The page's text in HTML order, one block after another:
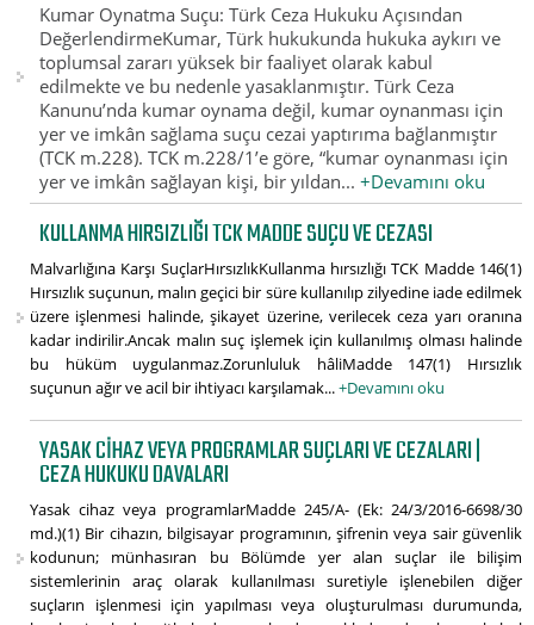
Kumar Oynatma Suçu: Türk Ceza Hukuku Açısından
DeğerlendirmeKumar, Türk hukukunda hukuka aykırı ve
toplumsal zararı yüksek bir faaliyet olarak kabul
edilmekte ve bu nedenle yasaklanmıştır. Türk Ceza
Kanunu’nda kumar oynama değil, kumar oynanması için
yer ve imkân sağlama suçu cezai yaptırıma bağlanmıştır
(TCK m.228). TCK m.228/1’e göre, “kumar oynanması için
yer ve imkân sağlayan kişi, bir yıldan...+Devamını oku
KULLANMA HIRSIZLIĞI TCK MADDE SUÇU VE CEZASI
Malvarlığına Karşı SuçlarHırsızlıkKullanma hırsızlığı TCK Madde 146(1)
Hırsızlık suçunun, malın geçici bir süre kullanılıp zilyedine iade edilmek
üzere işlenmesi halinde, şikayet üzerine, verilecek ceza yarı oranına
kadar indirilir.Ancak malın suç işlemek için kullanılmış olması halinde
bu hüküm uygulanmaz.Zorunluluk hâliMadde 147(1) Hırsızlık
suçunun ağır ve acil bir ihtiyacı karşılamak...+Devamını oku
YASAK CIHAZ VEYA PROGRAMLAR SUÇLARI VE CEZALARI |
CEZA HUKUKU DAVALARI
Yasak cihaz veya programlarMadde 245/A- (Ek: 24/3/2016-6698/30
md.)(1) Bir cihazın, bilgisayar programının, şifrenin veya sair güvenlik
kodunun; münhasıran bu Bölümde yer alan suçlar ile bilişim
sistemlerinin araç olarak kullanılması suretiyle işlenebilen diğer
suçların işlenmesi için yapılması veya oluşturulması durumunda,